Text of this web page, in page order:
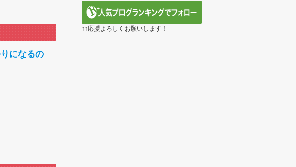
とってのマジで笑える日本アニメ教えて」
ニメは世界観や設定の作り込みが半端じゃない…！」外国人を夢中ににする
奴なのに視聴者から愛される日本のアニメキャラがこちら」（海外の反応）
メ【ONE PIECE】第1172話感想「ちょっと今はルフィを擁護する...
唾液交換して── ちゅっちゅしながらの濃厚エッ画像♪
になるの
↑↑応援よろしくお願いします！